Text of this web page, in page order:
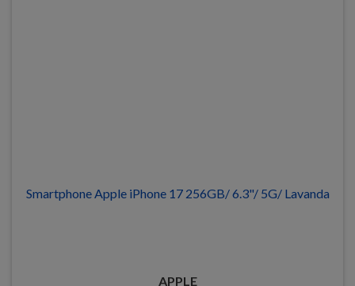
Smartphone Apple iPhone 17 256GB/ 6.3"/ 5G/ Lavanda
APPLE